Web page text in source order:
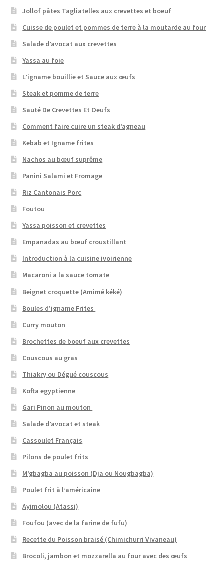
Jollof pâtes Tagliatelles aux crevettes et boeuf
Cuisse de poulet et pommes de terre à la moutarde au four
Salade d’avocat aux crevettes
Yassa au foie
L’igname bouillie et Sauce aux œufs
Steak et pomme de terre
Sauté De Crevettes Et Oeufs
Comment faire cuire un steak d’agneau
Kebab et Igname frites
Nachos au bœuf suprême
Panini Salami et Fromage
Riz Cantonais Porc
Foutou
Yassa poisson et crevettes
Empanadas au bœuf croustillant
Introduction à la cuisine ivoirienne
Macaroni a la sauce tomate
Beignet croquette (Amimé kéké)
Boules d’igname Frites
Curry mouton
Brochettes de boeuf aux crevettes
Couscous au gras
Thiakry ou Dégué couscous
Kofta egyptienne
Gari Pinon au mouton
Salade d’avocat et steak
Cassoulet Français
Pilons de poulet frits
M’gbagba au poisson (Dja ou Nougbagba)
Poulet frit à l’américaine
Ayimolou (Atassi)
Foufou (avec de la farine de fufu)
Recette du Poisson braisé (Chimichurri Vivaneau)
Brocoli, jambon et mozzarella au four avec des œufs